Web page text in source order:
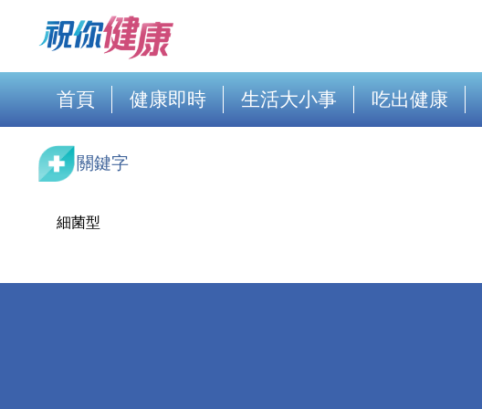
首頁 健康即時 生活大小事 吃出健康
關鍵字
細菌型